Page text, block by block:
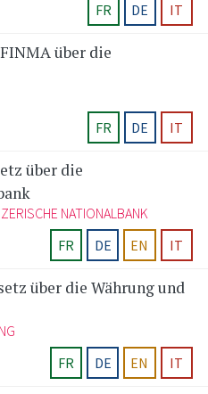
FR
DE IT
über die
FR
DE IT
über die
NATIONALBANK
FR
DE EN IT
über die Währung und
FR
DE EN IT